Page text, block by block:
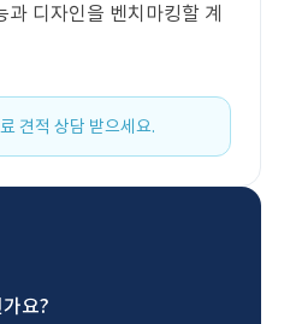
디자인을 벤치마킹할 계
견적 상담 받으세요.
요?